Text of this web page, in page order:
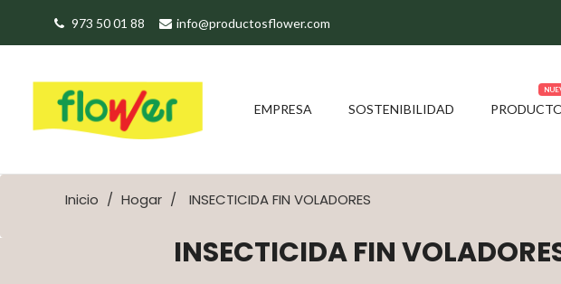
973 50 01 88 info@productosflower.com
EMPRESA SOSTENIBILIDAD
Inicio Hogar INSECTICIDA FIN VOLADORES
INSECTICIDA FIN